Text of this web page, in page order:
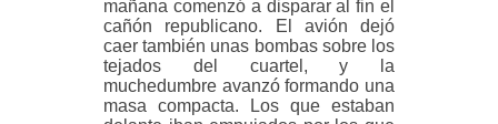
mañana comenzó a disparar al fin el
cañón republicano. El avión dejó
caer también unas bombas sobre los
tejados del cuartel, y la
muchedumbre avanzó formando una
masa compacta. Los que estaban